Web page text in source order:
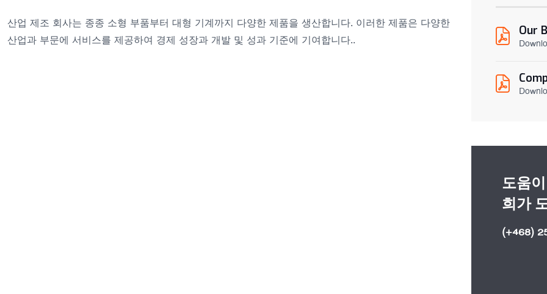
산업 제조 회사는 종종 소형 부품부터 대형 기계까지 다양한 제품을 생산합니다. 이러한 제품은 다양한
산업과 부문에 서비스를 제공하여 경제 성장과 개발 및 성과 기준에 기여합니다..
Our
도움
희가
(+468)